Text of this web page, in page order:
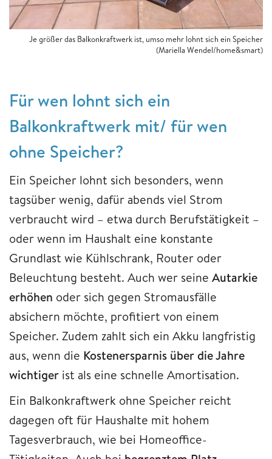
Je größer das Balkonkraftwerk ist, umso mehr lohnt sich ein Speicher
(Mariella Wendel/home&smart)
Für wen lohnt sich ein
Balkonkraftwerk mit/ für wen
ohne Speicher?
Ein Speicher lohnt sich besonders, wenn
tagsüber wenig, dafür abends viel Strom
verbraucht wird – etwa durch Berufstätigkeit –
oder wenn im Haushalt eine konstante
Grundlast wie Kühlschrank, Router oder
Beleuchtung besteht. Auch wer seine Autarkie
erhöhen oder sich gegen Stromausfälle
absichern möchte, profitiert von einem
Speicher. Zudem zahlt sich ein Akku langfristig
aus, wenn die Kostenersparnis über die Jahre
wichtiger ist als eine schnelle Amortisation.
Ein Balkonkraftwerk ohne Speicher reicht
dagegen oft für Haushalte mit hohem
Tagesverbrauch, wie bei Homeoffice-